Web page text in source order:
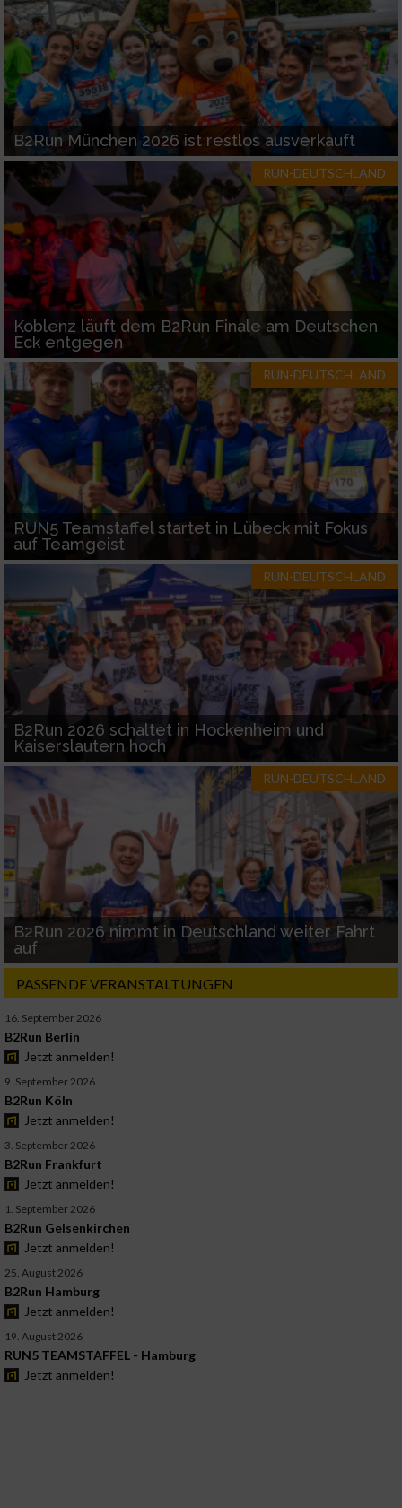
B2Run München 2026 ist restlos ausverkauft
RUN-DEUTSCHLAND
Koblenz läuft dem B2Run Finale am Deutschen
Eck entgegen
RUN-DEUTSCHLAND
RUN5 Teamstaffel startet in Lübeck mit Fokus
auf Teamgeist
RUN-DEUTSCHLAND
B2Run 2026 schaltet in Hockenheim und
Kaiserslautern hoch
RUN-DEUTSCHLAND
B2Run 2026 nimmt in Deutschland weiter Fahrt
auf
PASSENDE VERANSTALTUNGEN
16. September 2026
B2Run Berlin
Jetzt anmelden!
9. September 2026
B2Run Köln
Jetzt anmelden!
3. September 2026
B2Run Frankfurt
Jetzt anmelden!
1. September 2026
B2Run Gelsenkirchen
Jetzt anmelden!
25. August 2026
B2Run Hamburg
Jetzt anmelden!
19. August 2026
RUN5 TEAMSTAFFEL - Hamburg
Jetzt anmelden!